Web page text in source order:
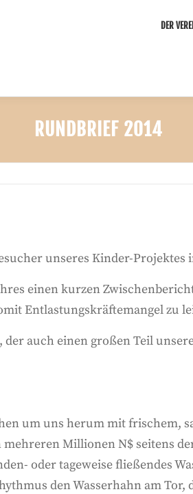
DER
RUNDBRIEF 2014
unseres Kinder-Projektes
einen kurzen
Entlastungskräftemangel zu
auch einen großen Teil
um uns herum mit frischem,
Millionen N$ seitens
oder tageweise fließendes
den Wasserhahn am